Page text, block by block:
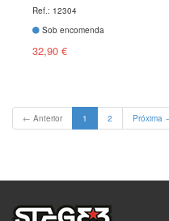
Ref.: 12304
Sob encomenda
32,90 €
← Anterior 1 (current)
2 Próxima